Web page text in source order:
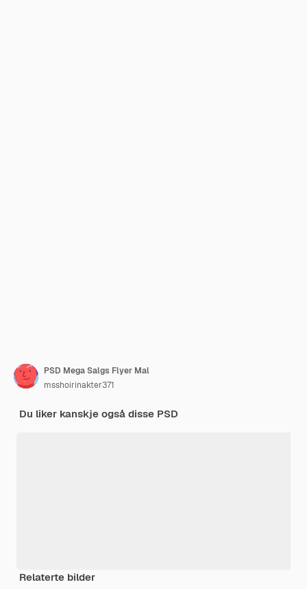
PSD Mega Salgs Flyer Mal
msshoirinakter371
Du liker kanskje også disse PSD
Relaterte bilder